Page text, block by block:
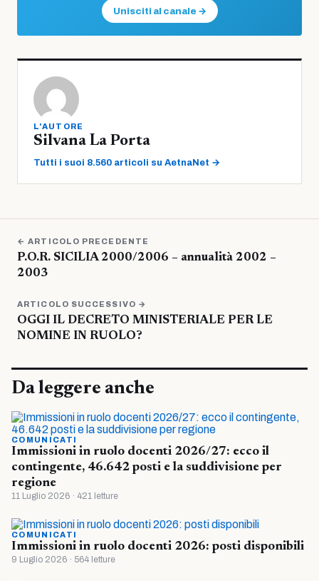
Unisciti al canale →
L'AUTORE
Silvana La Porta
Tutti i suoi 8.560 articoli su AetnaNet →
← ARTICOLO PRECEDENTE
P.O.R. SICILIA 2000/2006 – annualità 2002 –
2003
ARTICOLO SUCCESSIVO →
OGGI IL DECRETO MINISTERIALE PER LE
NOMINE IN RUOLO?
Da leggere anche
COMUNICATI
Immissioni in ruolo docenti 2026/27: ecco il
contingente, 46.642 posti e la suddivisione per
regione
11 Luglio 2026 · 421 letture
COMUNICATI
Immissioni in ruolo docenti 2026: posti disponibili
9 Luglio 2026 · 564 letture